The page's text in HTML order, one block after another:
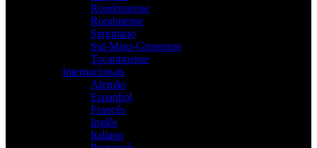
Rondoniense
Roraimense
Sergipano
Sul-Mato-Grossense
Tocantinense
Internacionais
Alemão
Espanhol
Francês
Inglês
Italiano